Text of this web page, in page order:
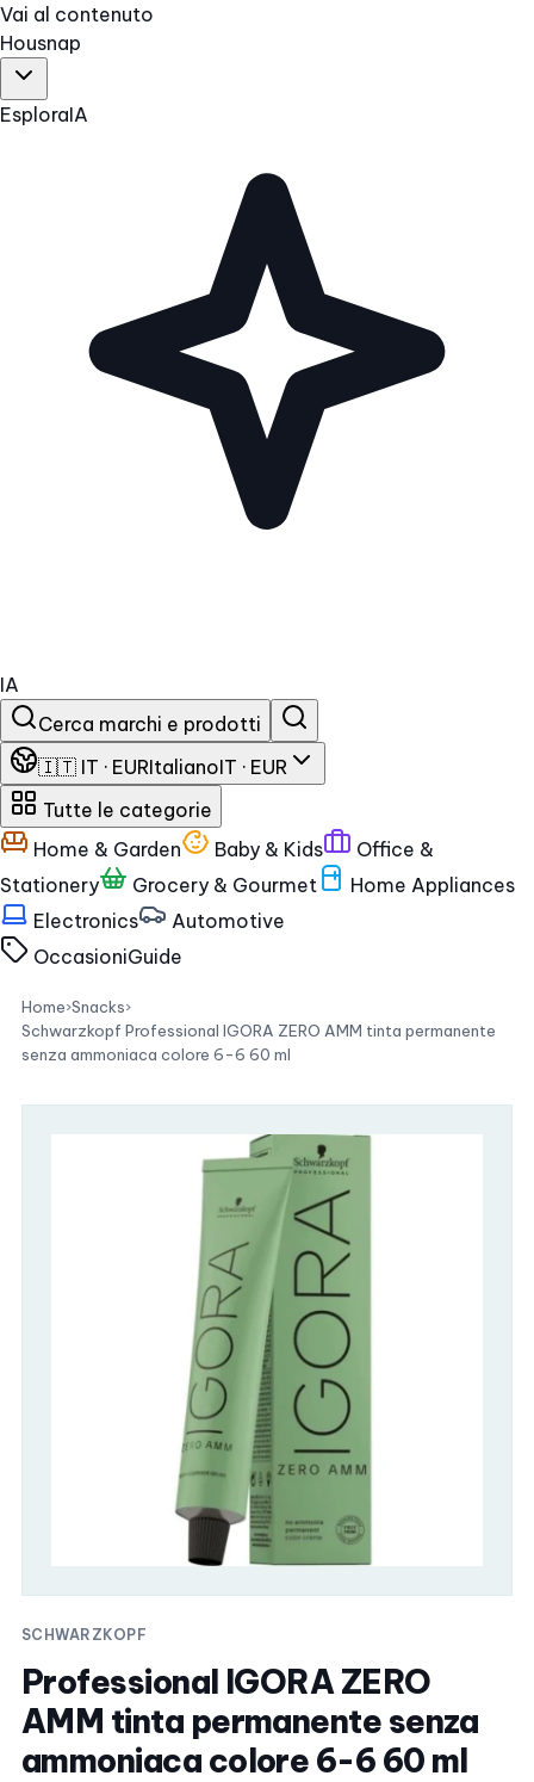
Vai al contenuto
Housnap
EsploraIA
IA
Cerca marchi e prodotti
🇮🇹 IT · EURItalianoIT · EUR
Tutte le categorie
Home & Garden
Baby & Kids
Office &
Stationery
Grocery & Gourmet
Home Appliances
Electronics
Automotive
OccasioniGuide
Home›Snacks›
Schwarzkopf Professional IGORA ZERO AMM tinta permanente
senza ammoniaca colore 6-6 60 ml
SCHWARZKOPF
Professional IGORA ZERO
AMM tinta permanente senza
ammoniaca colore 6-6 60 ml